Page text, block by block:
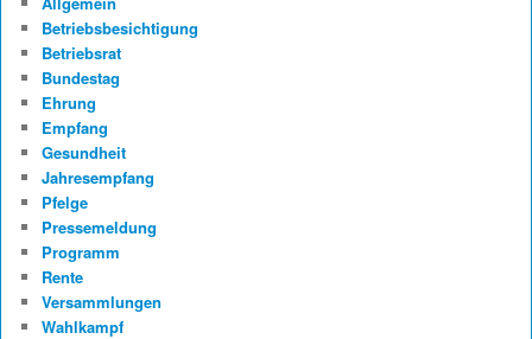
Betriebsbesichtigung
Betriebsrat
Bundestag
Ehrung
Empfang
Gesundheit
Jahresempfang
Pfelge
Pressemeldung
Programm
Rente
Versammlungen
Wahlkampf